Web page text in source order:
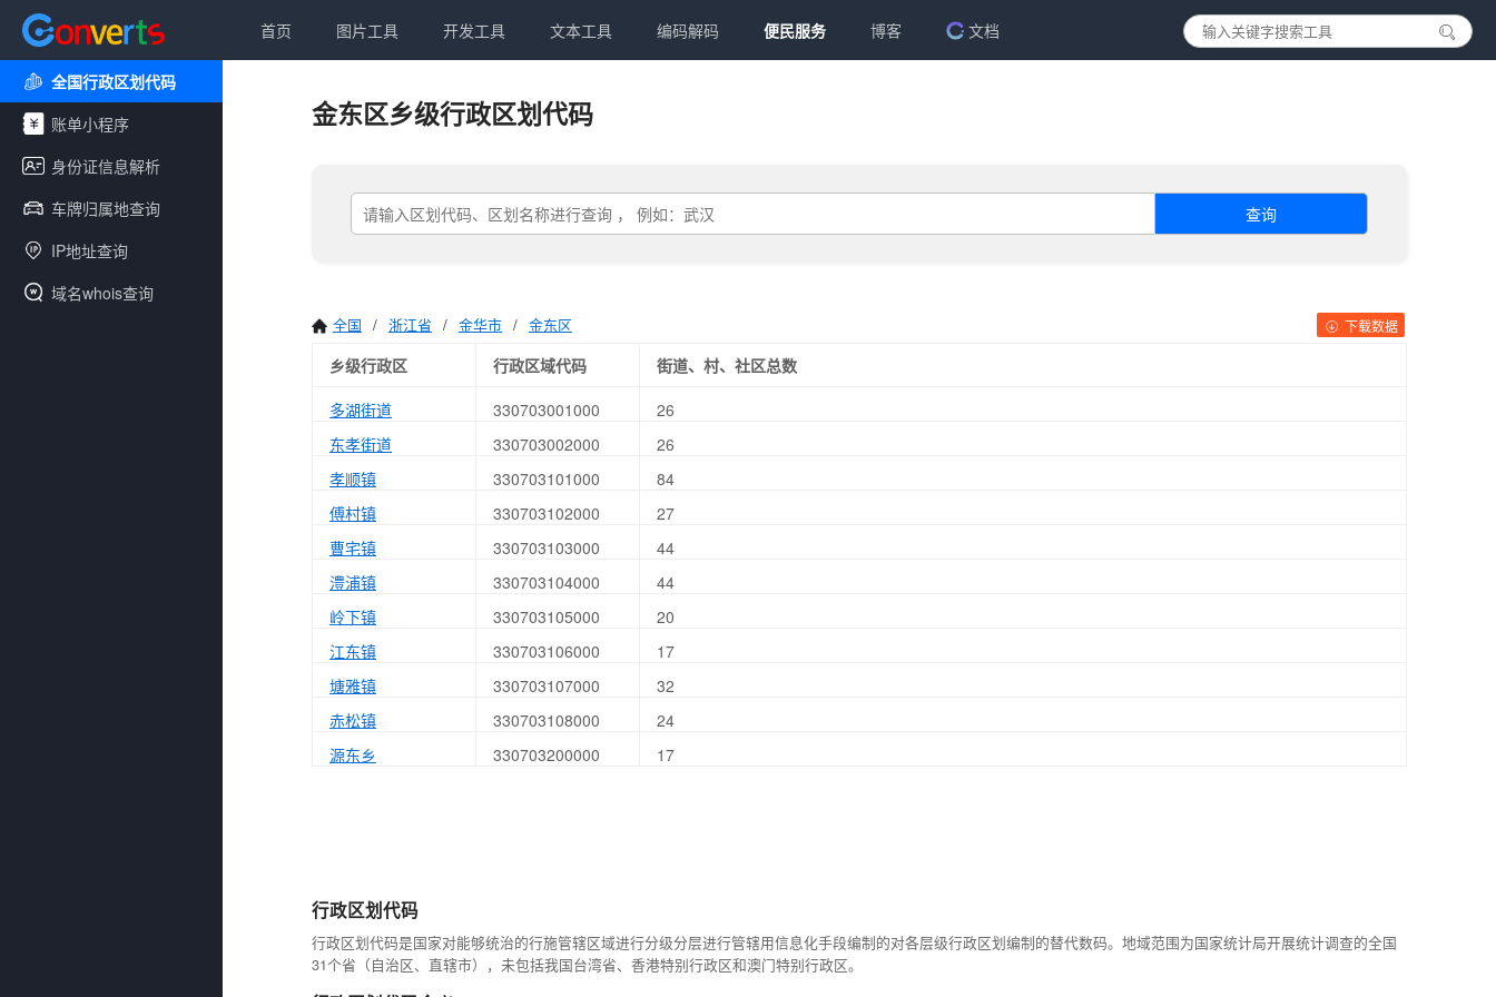
首页 图片工具 开发工具 文本工具 编码解码 便民服务 博客 文档
全国行政区划代码
账单小程序
身份证信息解析
车牌归属地查询
IP地址查询
域名whois查询
金东区乡级行政区划代码
查询
全国 / 浙江省 / 金华市 / 金东区 下载数据
乡级行政区 行政区域代码
街道、村、社区总数
多湖街道
330703001000
26
东孝街道
330703002000
26
孝顺镇
330703101000
84
傅村镇
330703102000
27
曹宅镇
330703103000
44
澧浦镇
330703104000
44
岭下镇
330703105000
20
江东镇
330703106000
17
塘雅镇
330703107000
32
赤松镇
330703108000
24
源东乡
330703200000 17
行政区划代码
行政区划代码是国家对能够统治的行施管辖区域进行分级分层进行管辖用信息化手段编制的对各层级行政区划编制的替代数码。地域范围为国家统计局开展统计调查的全国
31个省（自治区、直辖市），未包括我国台湾省、香港特别行政区和澳门特别行政区。